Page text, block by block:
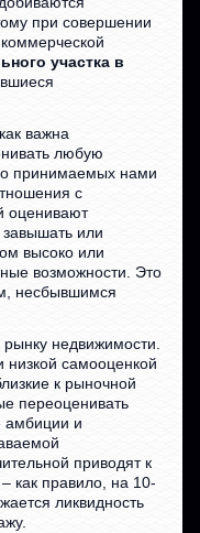
при совершении
участка в
важна
любую
принимаемых нами
с
оценивают
завышать или
высоко или
возможности. Это
несбывшимся
недвижимости.
самооценкой
к рыночной
переоценивать
амбиции и
приводят к
как правило, на 10-
ликвидность